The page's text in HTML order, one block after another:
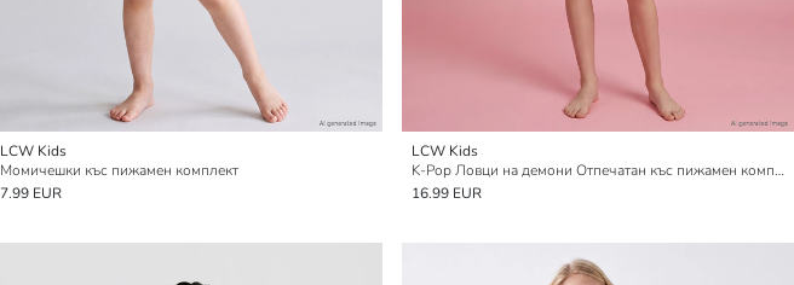
LCW Kids
Момичешки къс пижамен комплект
7.99 EUR
LCW Kids
K-Pop Ловци на демони Отпечатан къс пижамен комплект за момичета
16.99 EUR